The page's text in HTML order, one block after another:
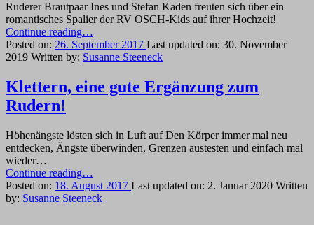
Ruderer Brautpaar Ines und Stefan Kaden freuten sich über ein
romantisches Spalier der RV OSCH-Kids auf ihrer Hochzeit!
Continue reading“Hochzeit”
…
Posted on: 26. September 2017 Last updated on: 30. November
2019 Written by: Susanne Steeneck
Klettern, eine gute Ergänzung zum
Rudern!
Höhenängste lösten sich in Luft auf Den Körper immer mal neu
entdecken, Ängste überwinden, Grenzen austesten und einfach mal
wieder…
Continue reading“Klettern,
eine
gute
…
Posted on: 18. August 2017 Last updated on: 2. Januar 2020 Written
by: Susanne Steeneck